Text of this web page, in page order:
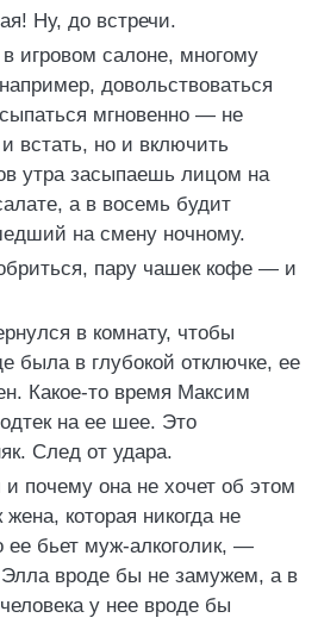
Ну, до встречи.
игровом салоне, многому
довольствоваться
мгновенно — не
встать, но и включить
утра засыпаешь лицом на
а в восемь будит
на смену ночному.
пару чашек кофе — и
в комнату, чтобы
была в глубокой отключке, ее
Какое-то время Максим
на ее шее. Это
След от удара.
и почему она не хочет об этом
которая никогда не
ее бьет муж-алкоголик, —
вроде бы не замужем, а в
у нее вроде бы